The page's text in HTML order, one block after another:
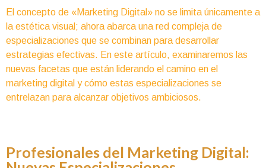
El concepto de «Marketing Digital» no se limita únicamente a
la estética visual; ahora abarca una red compleja de
especializaciones que se combinan para desarrollar
estrategias efectivas. En este artículo, examinaremos las
nuevas facetas que están liderando el camino en el
marketing digital y cómo estas especializaciones se
entrelazan para alcanzar objetivos ambiciosos.
Profesionales del Marketing Digital: